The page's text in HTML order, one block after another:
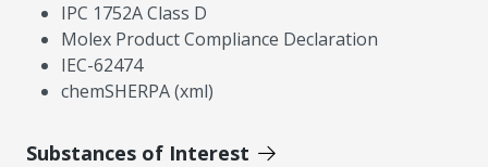
IPC 1752A Class D
Molex Product Compliance Declaration
IEC-62474
chemSHERPA (xml)
Substances of Interest